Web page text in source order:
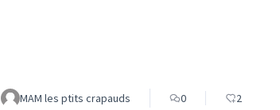
MAM les ptits crapauds 0 2